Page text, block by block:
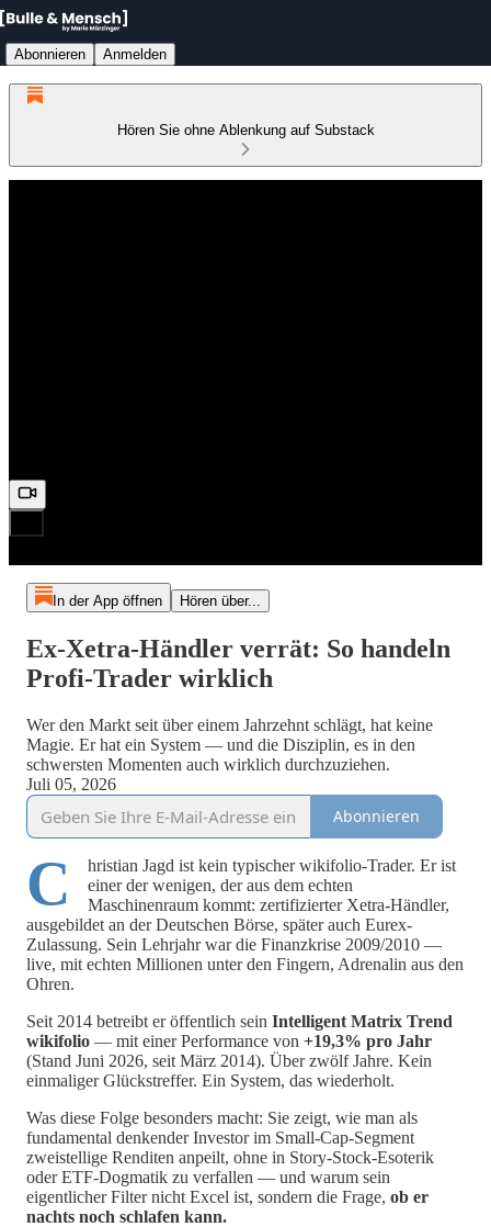
Abonnieren Anmelden
Hören Sie ohne Ablenkung auf Substack
In der App öffnen Hören über...
Ex-Xetra-Händler verrät: So handeln
Profi-Trader wirklich
Wer den Markt seit über einem Jahrzehnt schlägt, hat keine
Magie. Er hat ein System — und die Disziplin, es in den
schwersten Momenten auch wirklich durchzuziehen.
Juli 05, 2026
Abonnieren
C
hristian Jagd ist kein typischer wikifolio-Trader. Er ist
einer der wenigen, der aus dem echten
Maschinenraum kommt: zertifizierter Xetra-Händler,
ausgebildet an der Deutschen Börse, später auch Eurex-
Zulassung. Sein Lehrjahr war die Finanzkrise 2009/2010 —
live, mit echten Millionen unter den Fingern, Adrenalin aus den
Ohren.
Seit 2014 betreibt er öffentlich sein Intelligent Matrix Trend
wikifolio — mit einer Performance von +19,3% pro Jahr
(Stand Juni 2026, seit März 2014). Über zwölf Jahre. Kein
einmaliger Glückstreffer. Ein System, das wiederholt.
Was diese Folge besonders macht: Sie zeigt, wie man als
fundamental denkender Investor im Small-Cap-Segment
zweistellige Renditen anpeilt, ohne in Story-Stock-Esoterik
oder ETF-Dogmatik zu verfallen — und warum sein
eigentlicher Filter nicht Excel ist, sondern die Frage, ob er
nachts noch schlafen kann.